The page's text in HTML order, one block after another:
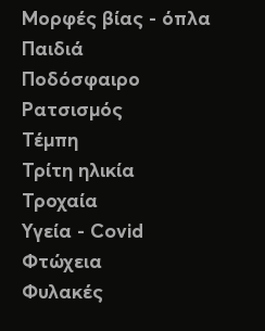
Μορφές βίας - όπλα
Παιδιά
Ποδόσφαιρο
Ρατσισμός
Τέμπη
Τρίτη ηλικία
Τροχαία
Υγεία - Covid
Φτώχεια
Φυλακές